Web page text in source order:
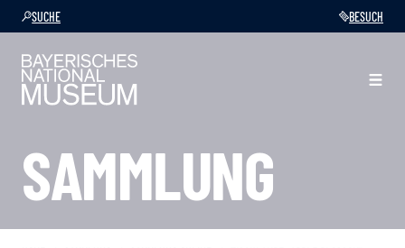
SUCHE BESUCH
SAMMLUNG